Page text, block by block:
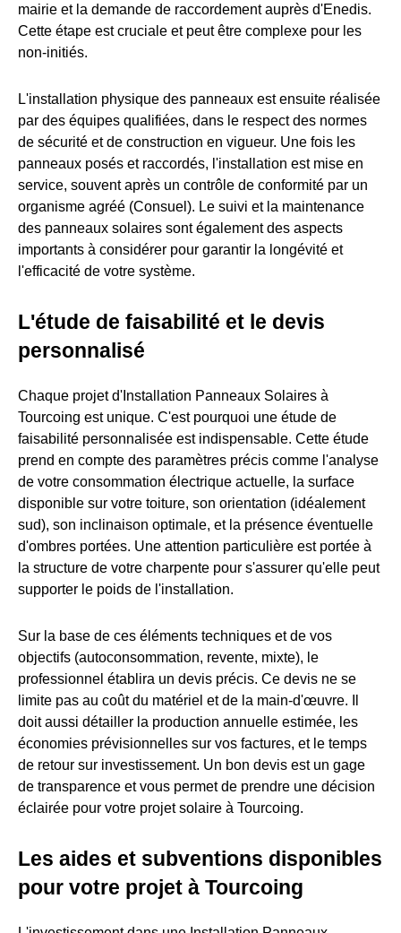
mairie et la demande de raccordement auprès d'Enedis.
Cette étape est cruciale et peut être complexe pour les
non-initiés.
L'installation physique des panneaux est ensuite réalisée
par des équipes qualifiées, dans le respect des normes
de sécurité et de construction en vigueur. Une fois les
panneaux posés et raccordés, l'installation est mise en
service, souvent après un contrôle de conformité par un
organisme agréé (Consuel). Le suivi et la maintenance
des panneaux solaires sont également des aspects
importants à considérer pour garantir la longévité et
l'efficacité de votre système.
L'étude de faisabilité et le devis
personnalisé
Chaque projet d'Installation Panneaux Solaires à
Tourcoing est unique. C'est pourquoi une étude de
faisabilité personnalisée est indispensable. Cette étude
prend en compte des paramètres précis comme l'analyse
de votre consommation électrique actuelle, la surface
disponible sur votre toiture, son orientation (idéalement
sud), son inclinaison optimale, et la présence éventuelle
d'ombres portées. Une attention particulière est portée à
la structure de votre charpente pour s'assurer qu'elle peut
supporter le poids de l'installation.
Sur la base de ces éléments techniques et de vos
objectifs (autoconsommation, revente, mixte), le
professionnel établira un devis précis. Ce devis ne se
limite pas au coût du matériel et de la main-d'œuvre. Il
doit aussi détailler la production annuelle estimée, les
économies prévisionnelles sur vos factures, et le temps
de retour sur investissement. Un bon devis est un gage
de transparence et vous permet de prendre une décision
éclairée pour votre projet solaire à Tourcoing.
Les aides et subventions disponibles
pour votre projet à Tourcoing